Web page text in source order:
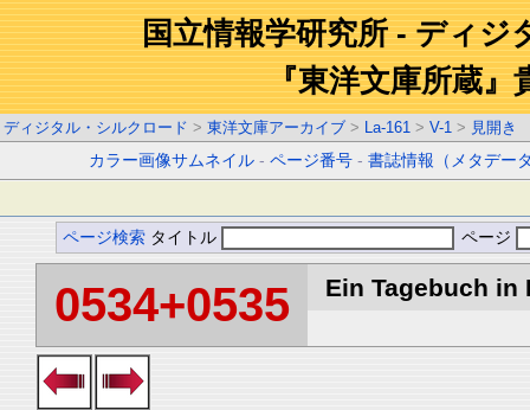
国立情報学研究所 - ディジ
『東洋文庫所蔵』
ディジタル・シルクロード > 東洋文庫アーカイブ > La-161 > V-1 > 見開き
カラー画像サムネイル -ページ番号 -書誌情報（メタデー
ページ検索 タイトル ページ
0534+0535 Ein Tagebuch in